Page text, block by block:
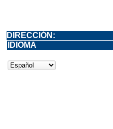
DIRECCIÓN:
IDIOMA